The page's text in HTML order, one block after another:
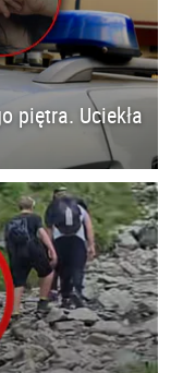
piętra. Uciekła